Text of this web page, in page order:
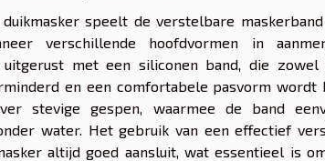
speelt de verstelbare
verschillende hoofdvormen in
uitgerust met een siliconen band, die
en een comfortabele pasvorm wordt
stevige gespen, waarmee de band
water. Het gebruik van een effectief
altijd goed aansluit, wat essentieel is